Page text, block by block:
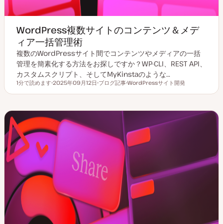
WordPress複数サイトのコンテンツ＆メデ
ィア一括管理術
複数のWordPressサイト間でコンテンツやメディアの一括
管理を簡素化する方法をお探しですか？WP-CLI、REST API、
カスタムスクリプト、そしてMyKinstaのような…
読むのにかかる時間
1分で読めます
新
2025年09月12日
稿
イ
ブログ記事
ピ
ク
WordPressサイト開発